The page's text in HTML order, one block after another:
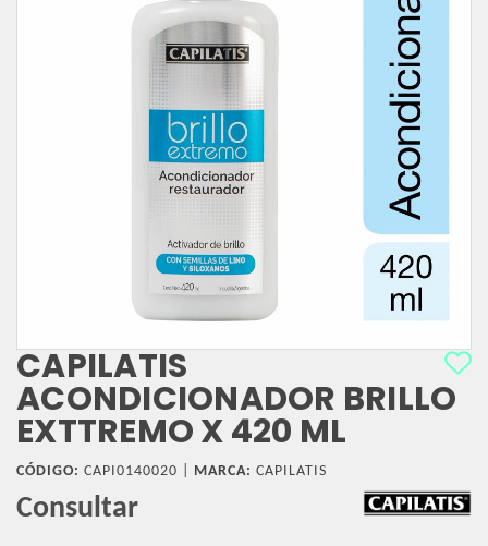
CAPILATIS
ACONDICIONADOR BRILLO
EXTTREMO X 420 ML
CÓDIGO: CAPI0140020 | MARCA: CAPILATIS
Consultar